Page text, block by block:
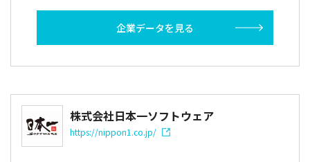
企業データを見る
株式会社日本一ソフトウェア
https://nippon1.co.jp/